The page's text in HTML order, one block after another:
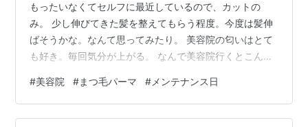
もったいなくてセルフに最近しているので、カットの
み。 少し伸びてきた髪を整えてもらう程度。今度は髪伸
ばそうかな。なんて思ってみたり。 美容院の匂いはとて
も好き。毎回気分が上がる。 なんで美容院行くとこんな
トなしでも全然違う。 年末までに行きたかったから行け
て満足。 やっぱりセルフで髪を染めると痛む。最近よく
見るカラー専門店とかどうなんだろう。 気になっている
#美容院 #まつ毛パーマ #メンテナンス日